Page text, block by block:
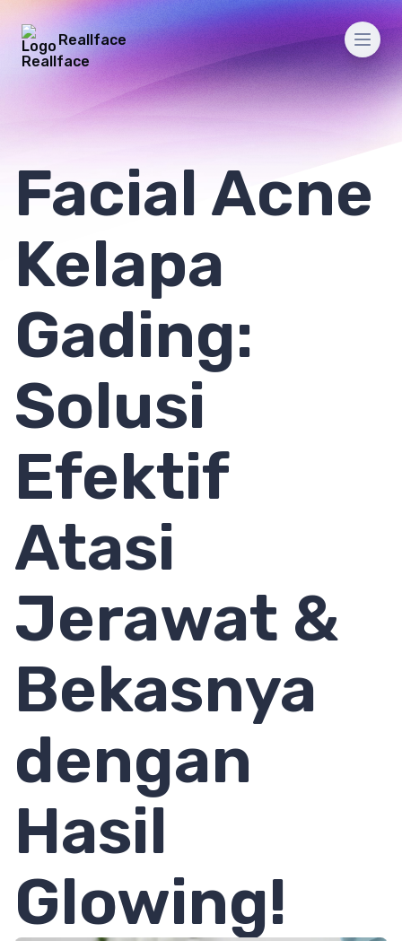
Reallface
Facial Acne
Kelapa
Gading:
Solusi
Efektif
Atasi
Jerawat &
Bekasnya
dengan
Hasil
Glowing!